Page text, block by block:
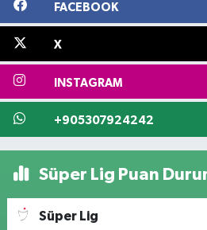
FACEBOOK
X
INSTAGRAM
+905307924242
Süper Lig Puan
Süper Lig